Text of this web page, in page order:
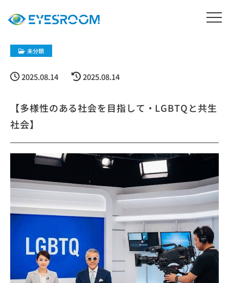
未分類
2025.08.14 2025.08.14
【多様性のある社会を目指して・LGBTQと共生
社会】